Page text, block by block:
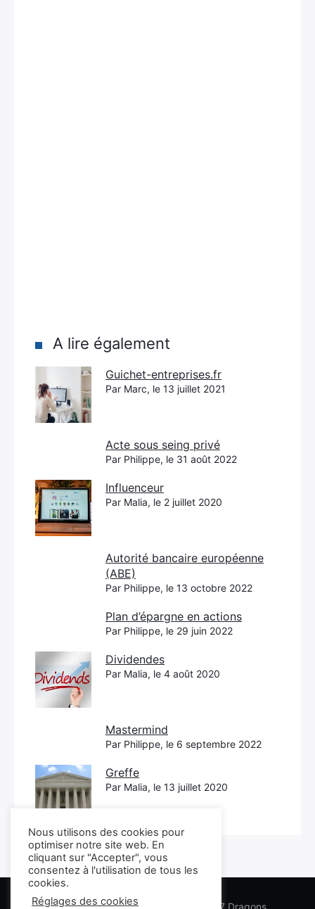
A lire également
Guichet-entreprises.fr
Par Marc, le 13 juillet 2021
Acte sous seing privé
Par Philippe, le 31 août 2022
Influenceur
Par Malia, le 2 juillet 2020
Autorité bancaire européenne
(ABE)
Par Philippe, le 13 octobre 2022
Plan d’épargne en actions
Par Philippe, le 29 juin 2022
Dividendes
Par Malia, le 4 août 2020
Mastermind
Par Philippe, le 6 septembre 2022
Greffe
Par Malia, le 13 juillet 2020
Les conseils Business Marketing des 7 Dragons
Nous utilisons des cookies pour
optimiser notre site web. En
cliquant sur "Accepter", vous
consentez à l'utilisation de tous les
cookies.
Réglages des cookies